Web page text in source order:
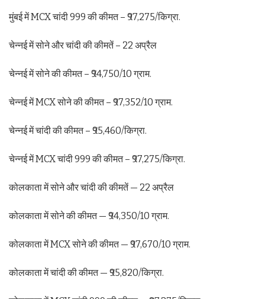
मुंबई में MCX चांदी 999 की कीमत – ₹97,275/किग्रा.
चेन्नई में सोने और चांदी की कीमतें – 22 अप्रैल
चेन्नई में सोने की कीमत – ₹94,750/10 ग्राम.
चेन्नई में MCX सोने की कीमत – ₹97,352/10 ग्राम.
चेन्नई में चांदी की कीमत – ₹95,460/किग्रा.
चेन्नई में MCX चांदी 999 की कीमत – ₹97,275/किग्रा.
कोलकाता में सोने और चांदी की कीमतें — 22 अप्रैल
कोलकाता में सोने की कीमत — ₹94,350/10 ग्राम.
कोलकाता में MCX सोने की कीमत — ₹97,670/10 ग्राम.
कोलकाता में चांदी की कीमत — ₹95,820/किग्रा.